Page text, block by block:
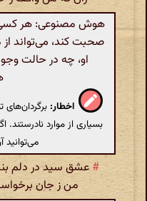
هوش مصنوعی: هر کسی
صحبت کند، می‌تواند
او، چه در حالت
اخطار:
بسیاری از موارد
می‌توانید
# عشق سید در دلم
من ز جان